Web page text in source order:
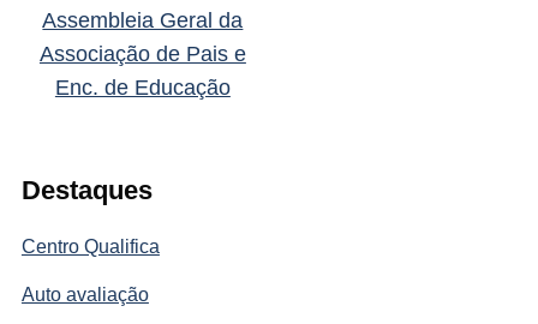
Destaques
Centro Qualifica
Auto avaliação
Assembleia Geral da
Associação de Pais e
Enc. de Educação